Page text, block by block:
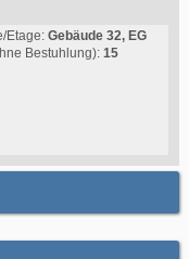
Etage: Gebäude 32, EG
Bestuhlung): 15